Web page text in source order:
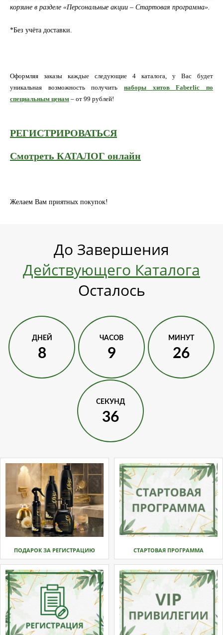
корзине в разделе «Персональные акции – Стартовая программа».
*Без учёта доставки.
Оформляя заказы каждые следующие 4 каталога, у Вас будет
уникальная возможность получить наборы хитовFaberlic
по
специальным ценам – от 99 рублей!
РЕГИСТРИРОВАТЬСЯ
Смотреть КАТАЛОГ онлайн
Желаем Вам приятных покупок!
До Завершения
Действующего Каталога
Осталось
ДНЕЙ
8
ЧАСОВ
9
МИНУТ
26
СЕКУНД
36
ПОДАРОК ЗА РЕГИСТРАЦИЮ СТАРТОВАЯ ПРОГРАММА